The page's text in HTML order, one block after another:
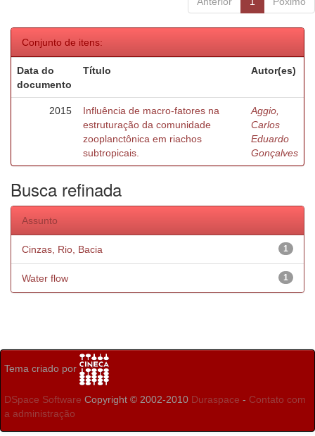
Conjunto de itens:
Data do
documento
Título Autor(es)
2015
Influência de macro-fatores na
estruturação da comunidade
zooplanctônica em riachos
subtropicais.
Aggio,
Carlos
Eduardo
Gonçalves
Busca refinada
Assunto
1
Cinzas, Rio, Bacia
1
Water flow
Tema criado por
DSpace Software Copyright © 2002-2010 Duraspace - Contato com
a administração